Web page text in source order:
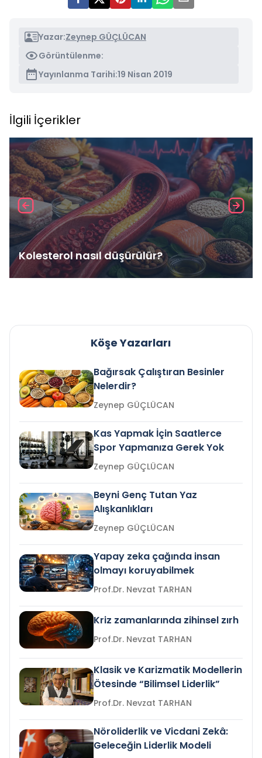
Yazar:Zeynep GÜÇLÜCAN
Görüntülenme:
Yayınlanma Tarihi:19 Nisan 2019
İlgili İçerikler
Kolesterol nasıl düşürülür?
Köşe Yazarları
Bağırsak Çalıştıran Besinler
Nelerdir?
Zeynep GÜÇLÜCAN
Kas Yapmak İçin Saatlerce
Spor Yapmanıza Gerek Yok
Zeynep GÜÇLÜCAN
Beyni Genç Tutan Yaz
Alışkanlıkları
Zeynep GÜÇLÜCAN
Yapay zeka çağında insan
olmayı koruyabilmek
Prof.Dr. Nevzat TARHAN
Kriz zamanlarında zihinsel zırh
Prof.Dr. Nevzat TARHAN
Klasik ve Karizmatik Modellerin
Ötesinde “Bilimsel Liderlik”
Prof.Dr. Nevzat TARHAN
Nöroliderlik ve Vicdani Zekâ:
Geleceğin Liderlik Modeli